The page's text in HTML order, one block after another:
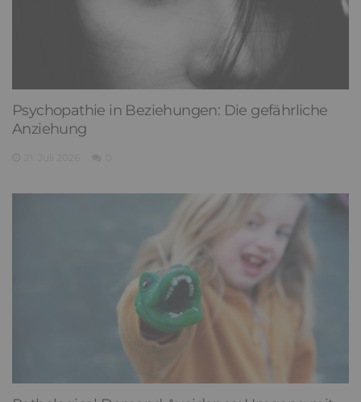
Psychopathie in Beziehungen: Die gefährliche
Anziehung